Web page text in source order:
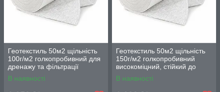
Геотекстиль 50м2 щільність
100г/м2 голкопробивний для
дренажу та фільтрації
В наявності
Геотекстиль 50м2 щільність
150г/м2 голкопробивний
високоміцний, стійкий до
механічних навантажень
В наявності